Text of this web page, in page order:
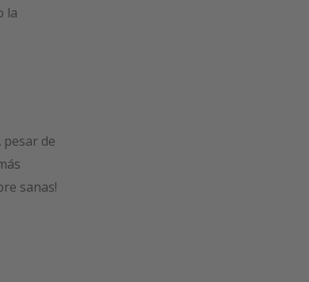
la
pesar de
sanas!